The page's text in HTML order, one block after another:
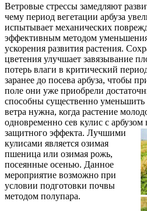
Ветровые стрессы замедляют
чему период вегетации арбуза
испытывает механических
эффективным методом
ускорения развития растения.
цветения улучшает завязывание
потерь влаги в критический
заранее до посева арбуза, чтобы
поле они уже приобрели
способны существенно уменьшить
ветра нужна, когда растение
одновременно сев кулис с арбузом
защитного эффекта. Лучшими
кулисами является озимая
пшеница или озимая рожь,
посеянные осенью. Данное
мероприятие возможно при
условии подготовки почвы
методом полупара.